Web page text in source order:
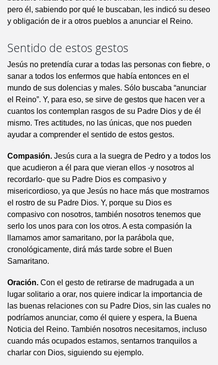
pero él, sabiendo por qué le buscaban, les indicó su deseo
y obligación de ir a otros pueblos a anunciar el Reino.
Sentido de estos gestos
Jesús no pretendía curar a todas las personas con fiebre, o
sanar a todos los enfermos que había entonces en el
mundo de sus dolencias y males. Sólo buscaba “anunciar
el Reino”. Y, para eso, se sirve de gestos que hacen ver a
cuantos los contemplan rasgos de su Padre Dios y de él
mismo. Tres actitudes, no las únicas, que nos pueden
ayudar a comprender el sentido de estos gestos.
Compasión. Jesús cura a la suegra de Pedro y a todos los
que acudieron a él para que vieran ellos -y nosotros al
recordarlo- que su Padre Dios es compasivo y
misericordioso, ya que Jesús no hace más que mostrarnos
el rostro de su Padre Dios. Y, porque su Dios es
compasivo con nosotros, también nosotros tenemos que
serlo los unos para con los otros. A esta compasión la
llamamos amor samaritano, por la parábola que,
cronológicamente, dirá más tarde sobre el Buen
Samaritano.
Oración. Con el gesto de retirarse de madrugada a un
lugar solitario a orar, nos quiere indicar la importancia de
las buenas relaciones con su Padre Dios, sin las cuales no
podríamos anunciar, como él quiere y espera, la Buena
Noticia del Reino. También nosotros necesitamos, incluso
cuando más ocupados estamos, sentarnos tranquilos a
charlar con Dios, siguiendo su ejemplo.